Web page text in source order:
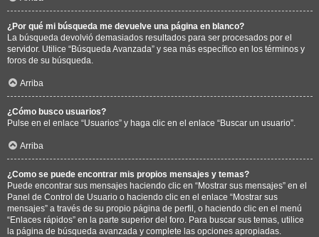
¿Por qué mi búsqueda me devuelve una página en blanco?
La búsqueda devolvió demasiados resultados para ser procesados por el
servidor. Utilice “Búsqueda Avanzada” y sea más específico en los términos y
foros de su búsqueda.
Arriba
¿Cómo busco usuarios?
Pulse en el enlace “Usuarios” y haga clic en el enlace “Buscar un usuario”.
Arriba
¿Como se puede encontrar mis propios mensajes y temas?
Puede encontrar sus mensajes haciendo clic en “Mostrar sus mensajes” en el
Panel de Control de Usuario o haciendo clic en el enlace “Mostrar sus
mensajes” a través de su propio página de perfil, o haciendo clic en el menú
“Enlaces rápidos” en la parte superior del foro. Para buscar sus temas, utilice
la página de búsqueda avanzada y complete las opciones apropiadas.